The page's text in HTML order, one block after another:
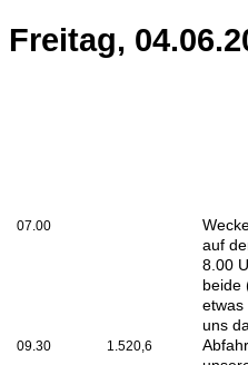
Freitag,
07.00
auf
8.00
beide
etwas
uns
09.30 1.520,6